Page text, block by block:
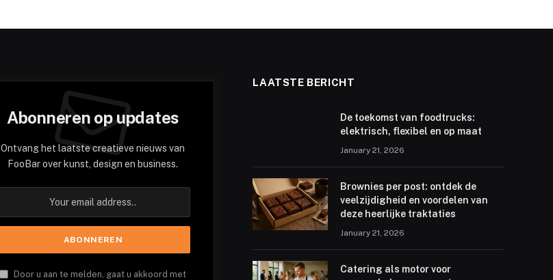
Abonneren op updates
Ontvang het laatste creatieve nieuws van
FooBar over kunst, design en business.
Door u aan te melden, gaat u akkoord met
LAATSTE BERICHT
De toekomst van foodtrucks:
elektrisch, flexibel en op maat
January 21, 2026
Brownies per post: ontdek de
veelzijdigheid en voordelen van
deze heerlijke traktaties
January 21, 2026
Catering als motor voor